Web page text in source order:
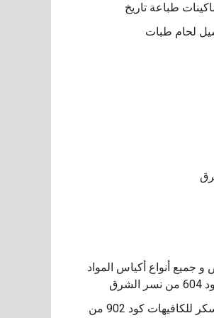
طباعة تاريخ
لحام طبات
جميع أنواع أكياس المواد
مشروع تعبئة وتغليف السكر للكافيهات كود 902 من